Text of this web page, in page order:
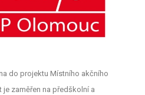
do projektu Místního akčního
je zaměřen na předškolní a